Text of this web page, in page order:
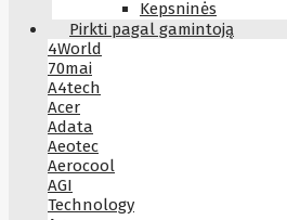
Kepsninės
Pirkti pagal gamintoją
4World
70mai
A4tech
Acer
Adata
Aeotec
Aerocool
AGI
Technology